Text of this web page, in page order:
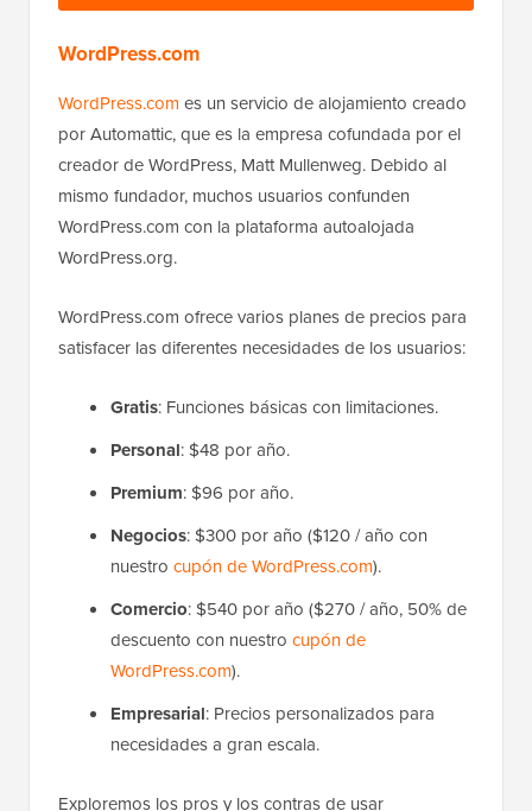
WordPress.com
WordPress.com es un servicio de alojamiento creado
por Automattic, que es la empresa cofundada por el
creador de WordPress, Matt Mullenweg. Debido al
mismo fundador, muchos usuarios confunden
WordPress.com con la plataforma autoalojada
WordPress.org.
WordPress.com ofrece varios planes de precios para
satisfacer las diferentes necesidades de los usuarios:
Gratis: Funciones básicas con limitaciones.
Personal: $48 por año.
Premium: $96 por año.
Negocios: $300 por año ($120 / año con
nuestro cupón de WordPress.com).
Comercio: $540 por año ($270 / año, 50% de
descuento con nuestro cupón de
WordPress.com).
Empresarial: Precios personalizados para
necesidades a gran escala.
Exploremos los pros y los contras de usar